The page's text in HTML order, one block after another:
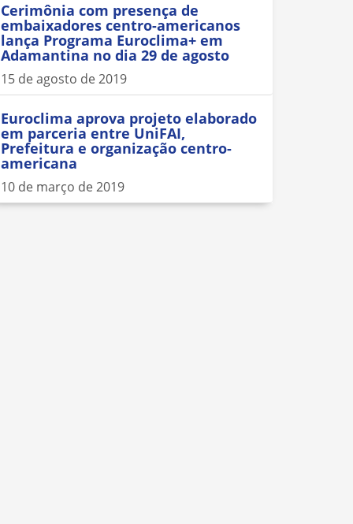
Cerimônia com presença de
embaixadores centro-americanos
lança Programa Euroclima+ em
Adamantina no dia 29 de agosto
15 de agosto de 2019
Euroclima aprova projeto elaborado
em parceria entre UniFAI,
Prefeitura e organização centro-
americana
10 de março de 2019